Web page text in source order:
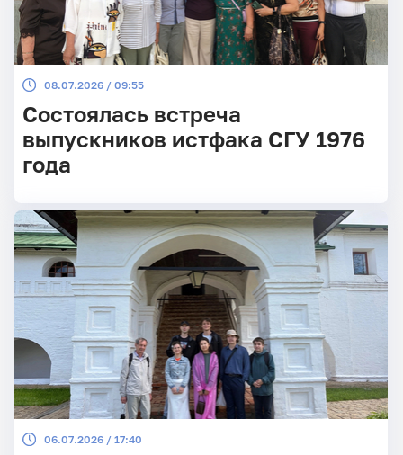
08.07.2026 / 09:55
Состоялась встреча
выпускников истфака СГУ 1976
года
06.07.2026 / 17:40